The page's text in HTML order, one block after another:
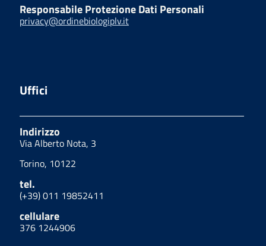
Responsabile Protezione Dati Personali
privacy@ordinebiologiplv.it
Uffici
Indirizzo
Via Alberto Nota, 3
Torino, 10122
tel.
(+39) 011 19852411
cellulare
376 1244906